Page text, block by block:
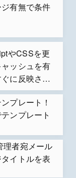
有無で条件
やCSSを更
ッシュを有
に反映させ
プレート！
ンプレート
理者宛メール
イトルを表